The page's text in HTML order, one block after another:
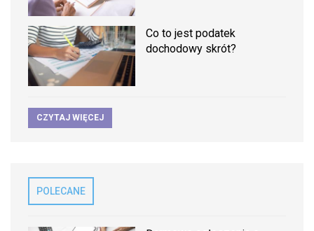
Co to jest podatek
dochodowy skrót?
CZYTAJ WIĘCEJ
POLECANE